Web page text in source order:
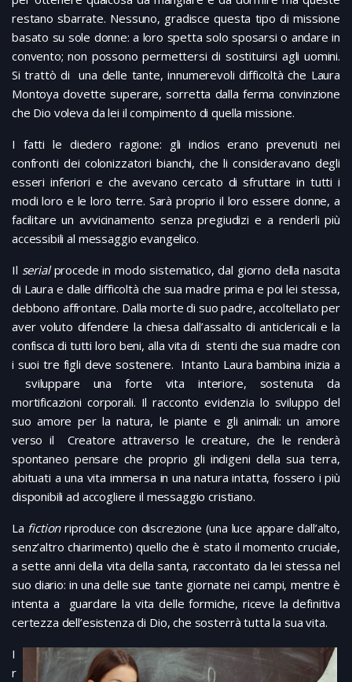
restano sbarrate. Nessuno, gradisce questa tipo di missione
basato su sole donne: a loro spetta solo sposarsi o andare in
convento; non possono permettersi di sostituirsi agli uomini.
Si trattò di una delle tante, innumerevoli difficoltà che Laura
Montoya dovette superare, sorretta dalla ferma convinzione
che Dio voleva da lei il compimento di quella missione.
I fatti le diedero ragione: gli indios erano prevenuti nei
confronti dei colonizzatori bianchi, che li consideravano degli
esseri inferiori e che avevano cercato di sfruttare in tutti i
modi loro e le loro terre. Sarà proprio il loro essere donne, a
facilitare un avvicinamento senza pregiudizi e a renderli più
accessibili al messaggio evangelico.
Il serialprocede in modo sistematico, dal giorno della nascita
di Laura e dalle difficoltà che sua madre prima e poi lei stessa,
debbono affrontare. Dalla morte di suo padre, accoltellato per
aver voluto difendere la chiesa dall’assalto di anticlericali e la
confisca di tutti loro beni, alla vita di stenti che sua madre con
i suoi tre figli deve sostenere. Intanto Laura bambina inizia a
sviluppare una forte vita interiore, sostenuta da
mortificazioni corporali. Il racconto evidenzia lo sviluppo del
suo amore per la natura, le piante e gli animali: un amore
verso il Creatore attraverso le creature, che le renderà
spontaneo pensare che proprio gli indigeni della sua terra,
abituati a una vita immersa in una natura intatta, fossero i più
disponibili ad accogliere il messaggio cristiano.
La fictionriproduce con discrezione (una luce appare dall’alto,
senz’altro chiarimento) quello che è stato il momento cruciale,
a sette anni della vita della santa, raccontato da lei stessa nel
suo diario: in una delle sue tante giornate nei campi, mentre è
intenta a guardare la vita delle formiche, riceve la definitiva
certezza dell’esistenza di Dio, che sosterrà tutta la sua vita.
I
r